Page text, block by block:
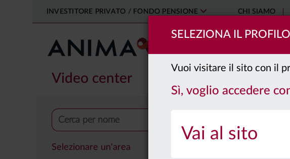
SELEZIONA IL PROFILO
Vuoi visitare il sito con il
Sì, voglio accedere
Vai al sito
INVESTITORE PRIVATO / FONDO PENSIONE CHI SIAMO
Video center
Selezionare un'area